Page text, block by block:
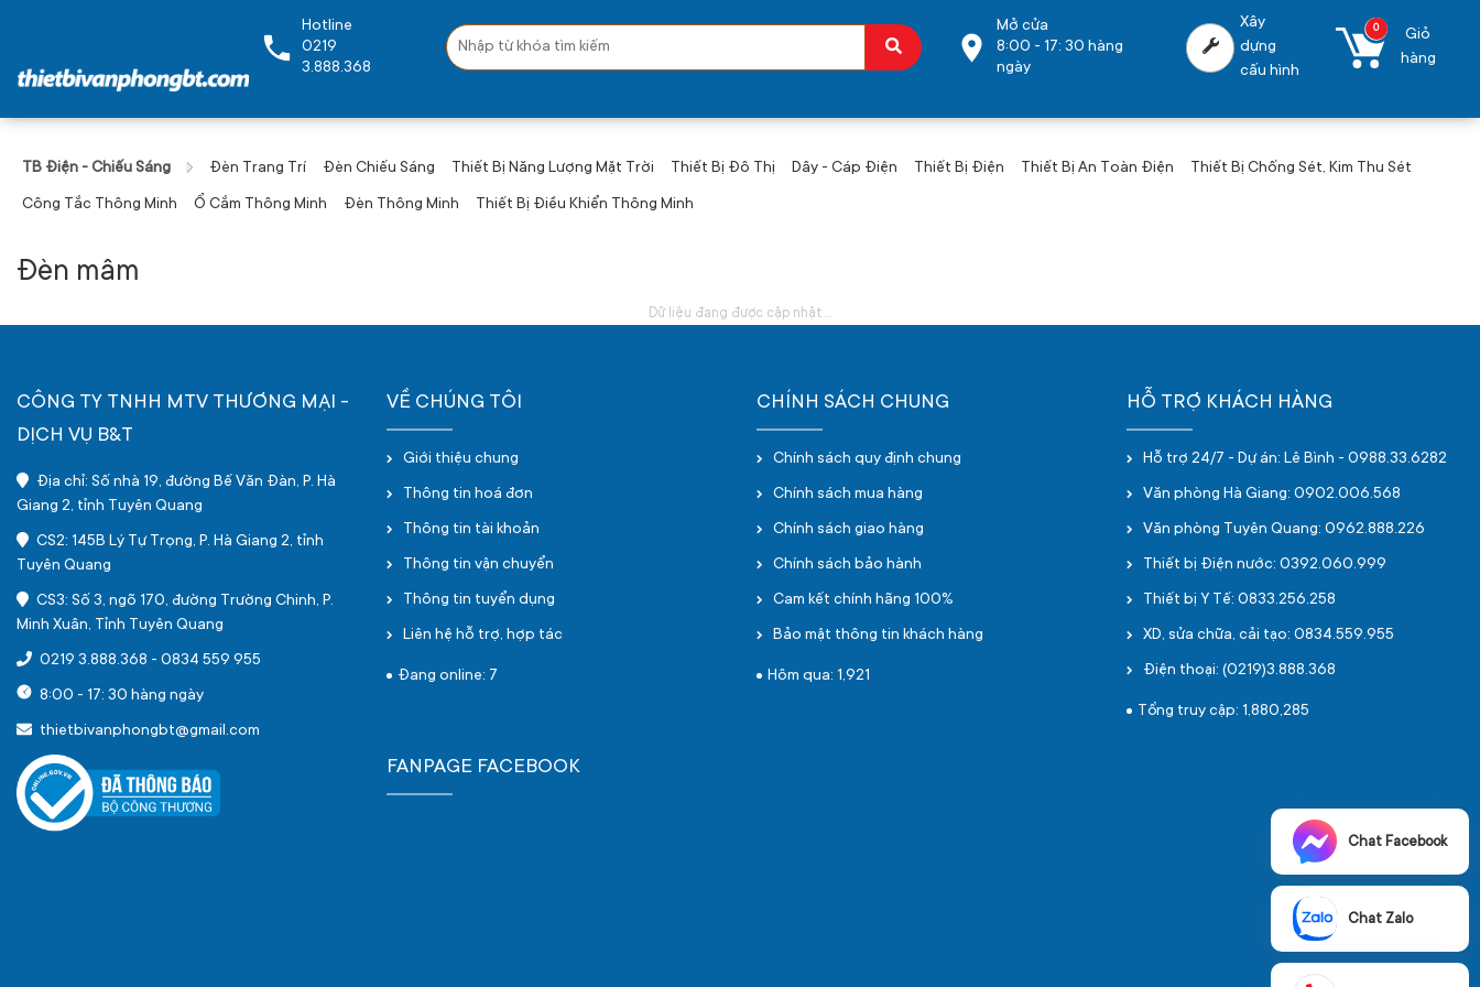
Hotline
0219
3.888.368
Mở cửa
8:00 - 17: 30 hàng
ngày
Xây
dựng
cấu hình
0
Giỏ
hàng
TB Điện - Chiếu Sáng Đèn Trang Trí Đèn Chiếu Sáng Thiết Bị Năng Lượng Mặt Trời Thiết Bị Đô Thị Dây - Cáp Điện Thiết Bị Điện Thiết Bị An Toàn Điện Thiết Bị Chống Sét, Kim Thu Sét
Công Tắc Thông Minh Ổ Cắm Thông Minh Đèn Thông Minh Thiết Bị Điều Khiển Thông Minh
Đèn mâm
Dữ liệu đang được cập nhật...
CÔNG TY TNHH MTV THƯƠNG MẠI -
DỊCH VỤ B&T
Địa chỉ: Số nhà 19, đường Bế Văn Đàn, P. Hà
Giang 2, tỉnh Tuyên Quang
CS2: 145B Lý Tự Trọng, P. Hà Giang 2, tỉnh
Tuyên Quang
CS3: Số 3, ngõ 170, đường Trường Chinh, P.
Minh Xuân, Tỉnh Tuyên Quang
0219 3.888.368 - 0834 559 955
8:00 - 17: 30 hàng ngày
thietbivanphongbt@gmail.com
VỀ CHÚNG TÔI
Giới thiệu chung
Thông tin hoá đơn
Thông tin tài khoản
Thông tin vận chuyển
Thông tin tuyển dụng
Liên hệ hỗ trợ, hợp tác
Đang online: 7
CHÍNH SÁCH CHUNG
Chính sách quy định chung
Chính sách mua hàng
Chính sách giao hàng
Chính sách bảo hành
Cam kết chính hãng 100%
Bảo mật thông tin khách hàng
Hôm qua: 1,921
HỖ TRỢ KHÁCH HÀNG
Hỗ trợ 24/7 - Dự án: Lê Bình - 0988.33.6282
Văn phòng Hà Giang: 0902.006.568
Văn phòng Tuyên Quang: 0962.888.226
Thiết bị Điện nước: 0392.060.999
Thiết bị Y Tế: 0833.256.258
XD, sửa chữa, cải tạo: 0834.559.955
Điện thoại: (0219)3.888.368
Tổng truy cập: 1,880,285
FANPAGE FACEBOOK
Chat Facebook
Chat Zalo